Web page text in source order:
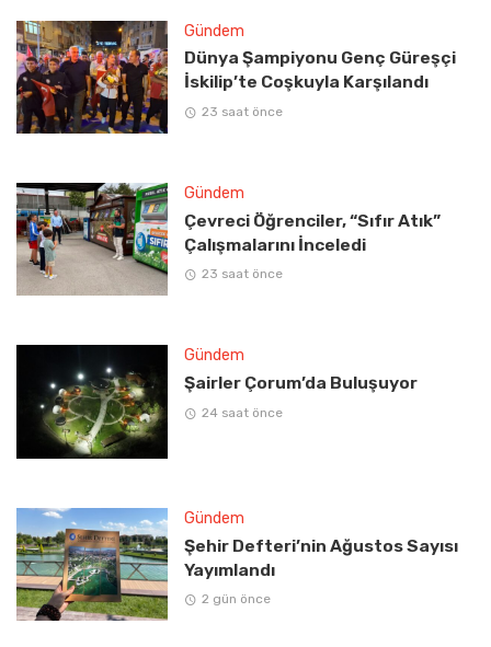
Gündem
Dünya Şampiyonu Genç Güreşçi
İskilip’te Coşkuyla Karşılandı
23 saat önce
Gündem
Çevreci Öğrenciler, “Sıfır Atık”
Çalışmalarını İnceledi
23 saat önce
Gündem
Şairler Çorum’da Buluşuyor
24 saat önce
Gündem
Şehir Defteri’nin Ağustos Sayısı
Yayımlandı
2 gün önce